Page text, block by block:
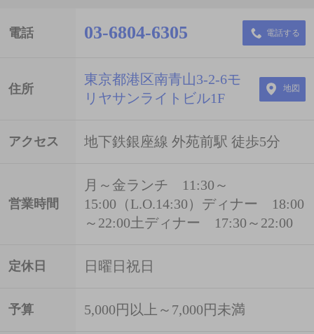
電話 03-6804-6305 電話する
住所
東京都港区南青山3-2-6モ
リヤサンライトビル1F
地図
アクセス 地下鉄銀座線 外苑前駅 徒歩5分
営業時間
月～金ランチ 11:30～
15:00（L.O.14:30）ディナー 18:00
～22:00土ディナー 17:30～22:00
定休日 日曜日祝日
予算 5,000円以上～7,000円未満